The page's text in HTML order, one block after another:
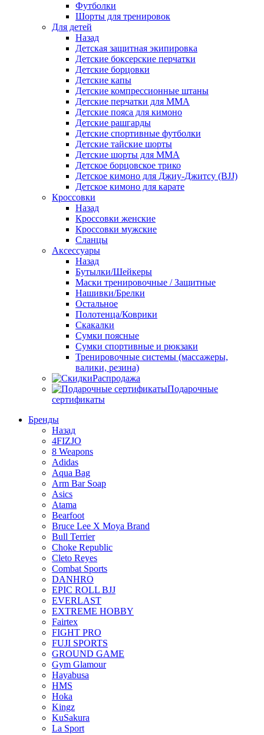
Футболки
Шорты для тренировок
Для детей
Назад
Детская защитная экипировка
Детские боксерские перчатки
Детские борцовки
Детские капы
Детские компрессионные штаны
Детские перчатки для ММА
Детские пояса для кимоно
Детские рашгарды
Детские спортивные футболки
Детские тайские шорты
Детские шорты для ММА
Детское борцовское трико
Детское кимоно для Джиу-Джитсу (BJJ)
Детское кимоно для карате
Кроссовки
Назад
Кроссовки женские
Кроссовки мужские
Сланцы
Аксессуары
Назад
Бутылки/Шейкеры
Маски тренировочные / Защитные
Нашивки/Брелки
Остальное
Полотенца/Коврики
Скакалки
Сумки поясные
Сумки спортивные и рюкзаки
Тренировочные системы (массажеры,
валики, резина)
Распродажа
Подарочные
сертификаты
Бренды
Назад
4FIZJO
8 Weapons
Adidas
Aqua Bag
Arm Bar Soap
Asics
Atama
Bearfoot
Bruce Lee X Moya Brand
Bull Terrier
Choke Republic
Cleto Reyes
Combat Sports
DANHRO
EPIC ROLL BJJ
EVERLAST
EXTREME HOBBY
Fairtex
FIGHT PRO
FUJI SPORTS
GROUND GAME
Gym Glamour
Hayabusa
HMS
Hoka
Kingz
KuSakura
La Sport